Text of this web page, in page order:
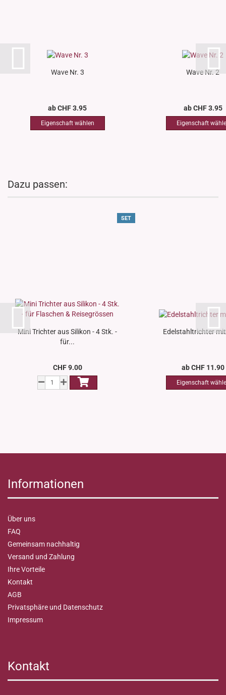
Wave Nr. 3
ab CHF 3.95
Wave Nr. 2
ab CHF 3.95
Dazu passen:
SET
Mini Trichter aus Silikon - 4 Stk. -
für...
CHF 9.00
Edelstahltrichter
ab CHF 11.90
Informationen
Über uns
FAQ
Gemeinsam nachhaltig
Versand und Zahlung
Ihre Vorteile
Kontakt
AGB
Privatsphäre und Datenschutz
Impressum
Kontakt